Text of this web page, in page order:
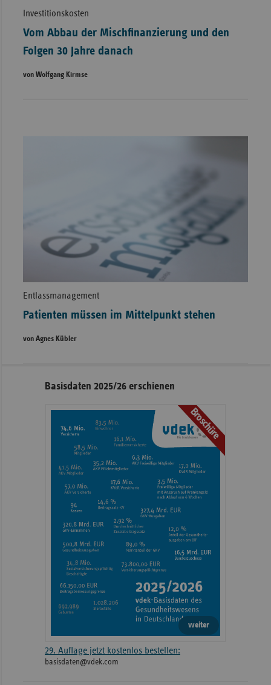
Investitionskosten
Vom Abbau der Mischfinanzierung und den
Folgen 30 Jahre danach
von Wolfgang Kirmse
Entlassmanagement
Patienten müssen im Mittelpunkt stehen
von Agnes Kübler
Seitennavigation
Seitenleiste
Informationen
Basisdaten 2025/26 erschienen
Broschüre
weiter
29. Auflage jetzt kostenlos bestellen:
basisdaten@vdek.com